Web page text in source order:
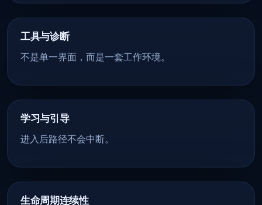
工具与诊断
不是单一界面，而是一套工作环境。
学习与引导
进入后路径不会中断。
生命周期连续性